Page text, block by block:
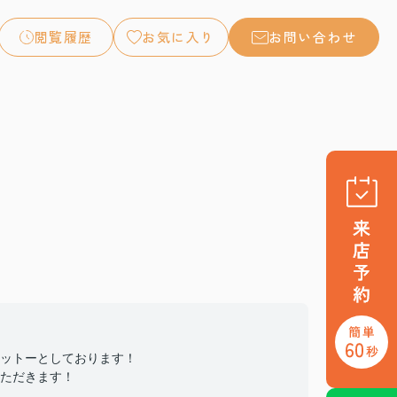
閲覧履歴 お気に入り お問い合わせ
トーとしております！
だきます！